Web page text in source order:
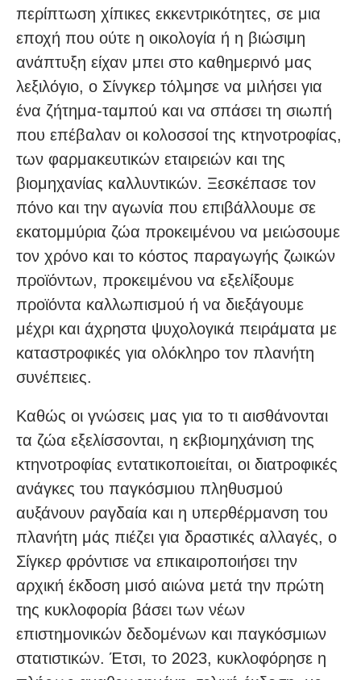
περίπτωση χίπικες εκκεντρικότητες, σε μια
εποχή που ούτε η οικολογία ή η βιώσιμη
ανάπτυξη είχαν μπει στο καθημερινό μας
λεξιλόγιο, ο Σίνγκερ τόλμησε να μιλήσει για
ένα ζήτημα-ταμπού και να σπάσει τη σιωπή
που επέβαλαν οι κολοσσοί της κτηνοτροφίας,
των φαρμακευτικών εταιρειών και της
βιομηχανίας καλλυντικών. Ξεσκέπασε τον
πόνο και την αγωνία που επιβάλλουμε σε
εκατομμύρια ζώα προκειμένου να μειώσουμε
τον χρόνο και το κόστος παραγωγής ζωικών
προϊόντων, προκειμένου να εξελίξουμε
προϊόντα καλλωπισμού ή να διεξάγουμε
μέχρι και άχρηστα ψυχολογικά πειράματα με
καταστροφικές για ολόκληρο τον πλανήτη
συνέπειες.
Καθώς οι γνώσεις μας για το τι αισθάνονται
τα ζώα εξελίσσονται, η εκβιομηχάνιση της
κτηνοτροφίας εντατικοποιείται, οι διατροφικές
ανάγκες του παγκόσμιου πληθυσμού
αυξάνουν ραγδαία και η υπερθέρμανση του
πλανήτη μάς πιέζει για δραστικές αλλαγές, ο
Σίγκερ φρόντισε να επικαιροποιήσει την
αρχική έκδοση μισό αιώνα μετά την πρώτη
της κυκλοφορία βάσει των νέων
επιστημονικών δεδομένων και παγκόσμιων
στατιστικών. Έτσι, το 2023, κυκλοφόρησε η